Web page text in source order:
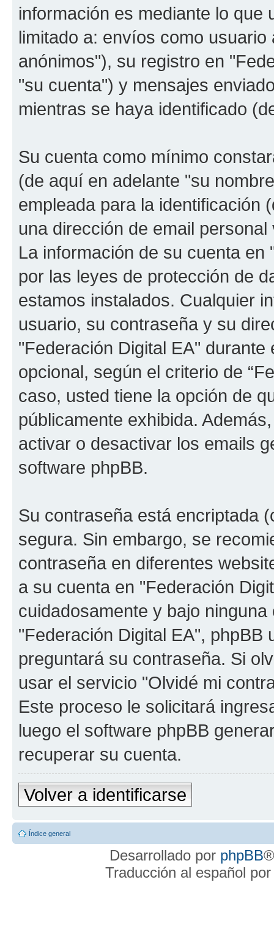
información es mediante lo que
limitado a: envíos como
anónimos"), su registro en
"su cuenta") y mensajes
mientras se haya identificado
Su cuenta como mínimo
(de aquí en adelante "su
empleada para la identificación
una dirección de email
La información de su cuenta
por las leyes de protección de
estamos instalados. Cualquier
usuario, su contraseña y su
"Federación Digital EA"
opcional, según el criterio de
caso, usted tiene la opción de
públicamente exhibida.
activar o desactivar los emails
software phpBB.
Su contraseña está encriptada
segura. Sin embargo, se
contraseña en diferentes
a su cuenta en "Federación
cuidadosamente y bajo
"Federación Digital EA",
preguntará su contraseña. Si
usar el servicio "Olvidé mi
Este proceso le solicitará
luego el software phpBB
recuperar su cuenta.
Volver a identificarse
Índice general
Desarrollado por phpBB
Traducción al español